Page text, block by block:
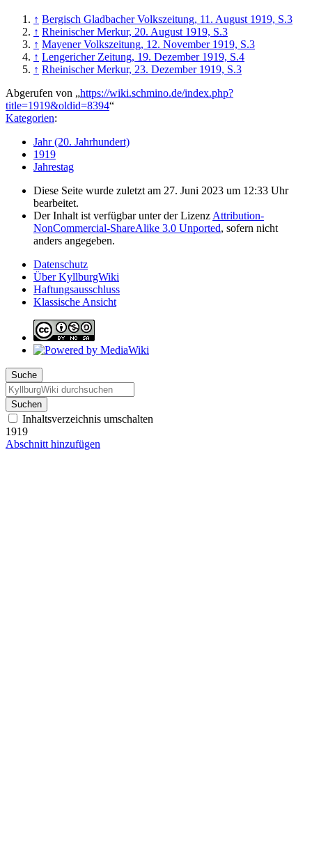
↑ Bergisch Gladbacher Volkszeitung, 11. August 1919, S.3
↑ Rheinischer Merkur, 20. August 1919, S.3
↑ Mayener Volkszeitung, 12. November 1919, S.3
↑ Lengericher Zeitung, 19. Dezember 1919, S.4
↑ Rheinischer Merkur, 23. Dezember 1919, S.3
Abgerufen von „https://wiki.schmino.de/index.php?
title=1919&oldid=8394“
Kategorien:
Jahr (20. Jahrhundert)
1919
Jahrestag
Diese Seite wurde zuletzt am 27. Juni 2023 um 12:33 Uhr
bearbeitet.
Der Inhalt ist verfügbar unter der Lizenz Attribution-
NonCommercial-ShareAlike 3.0 Unported, sofern nicht
anders angegeben.
Datenschutz
Über KyllburgWiki
Haftungsausschluss
Klassische Ansicht
Suche
Suchen
Inhaltsverzeichnis umschalten
1919
Abschnitt hinzufügen